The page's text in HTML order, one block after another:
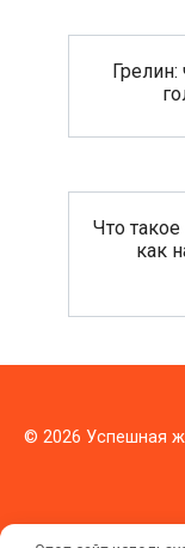
Что
как
© 2026 Успешная